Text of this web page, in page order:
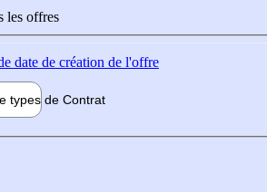
les offres
date de création de l'offre
types de Contrat